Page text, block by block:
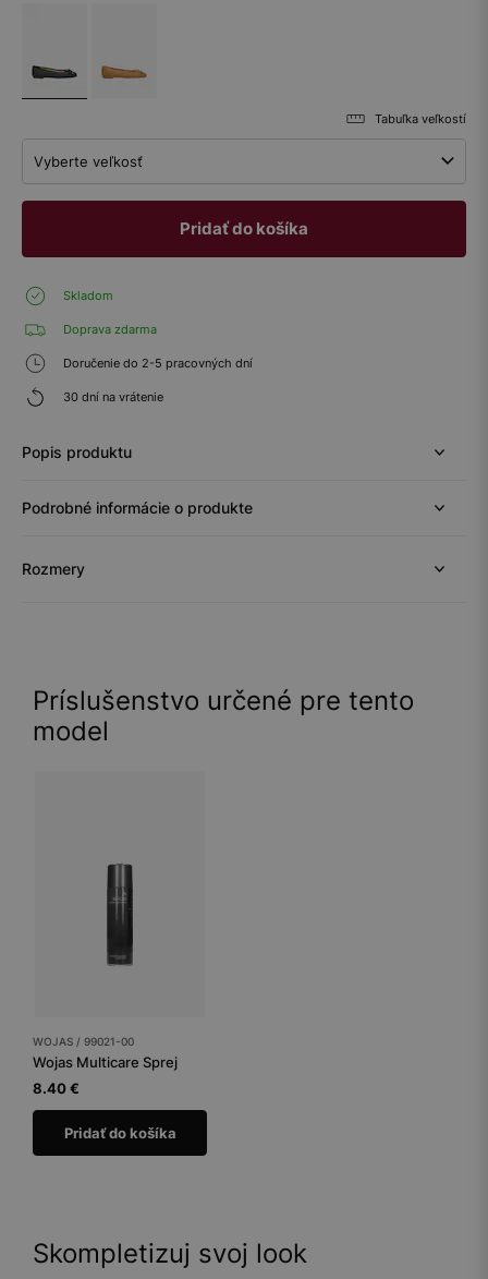
Tabuľka veľkostí
Vyberte veľkosť
Pridať do košíka
Skladom
Doprava zdarma
Doručenie do 2-5 pracovných dní
30 dní na vrátenie
Popis produktu
Podrobné informácie o produkte
Rozmery
Príslušenstvo určené pre tento
model
WOJAS / 99021-00
Wojas Multicare Sprej
8.40 €
Pridať do košíka
Skompletizuj svoj look